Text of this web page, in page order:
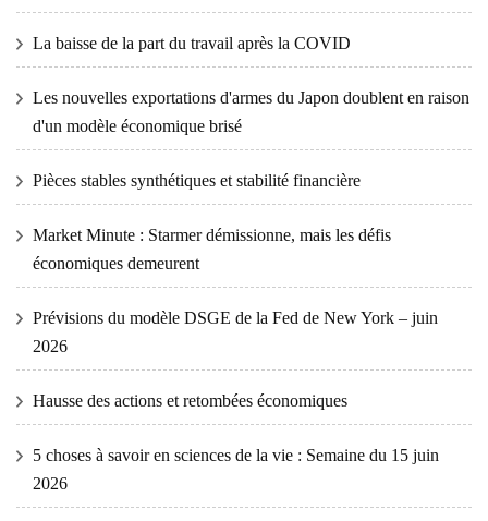
La baisse de la part du travail après la COVID
Les nouvelles exportations d'armes du Japon doublent en raison
d'un modèle économique brisé
Pièces stables synthétiques et stabilité financière
Market Minute : Starmer démissionne, mais les défis
économiques demeurent
Prévisions du modèle DSGE de la Fed de New York – juin
2026
Hausse des actions et retombées économiques
5 choses à savoir en sciences de la vie : Semaine du 15 juin
2026